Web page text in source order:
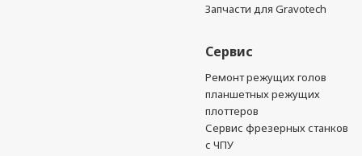
Запчасти для Gravotech
Сервис
Ремонт режущих голов
планшетных режущих
плоттеров
Сервис фрезерных станков
с ЧПУ